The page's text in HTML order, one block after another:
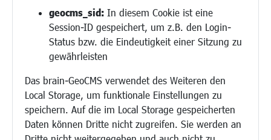
geocms_sid: In diesem Cookie ist eine
Session-ID gespeichert, um z.B. den Login-
Status bzw. die Eindeutigkeit einer Sitzung zu
gewährleisten
Das brain-GeoCMS verwendet des Weiteren den
Local Storage, um funktionale Einstellungen zu
speichern. Auf die im Local Storage gespeicherten
Daten können Dritte nicht zugreifen. Sie werden an
Bauen/Umwelt/Mobilität
Bebauungsplanung
Verkehr/Mobilität
Glasfaserausbau
Aktuelle Baustellen
Paddelteich